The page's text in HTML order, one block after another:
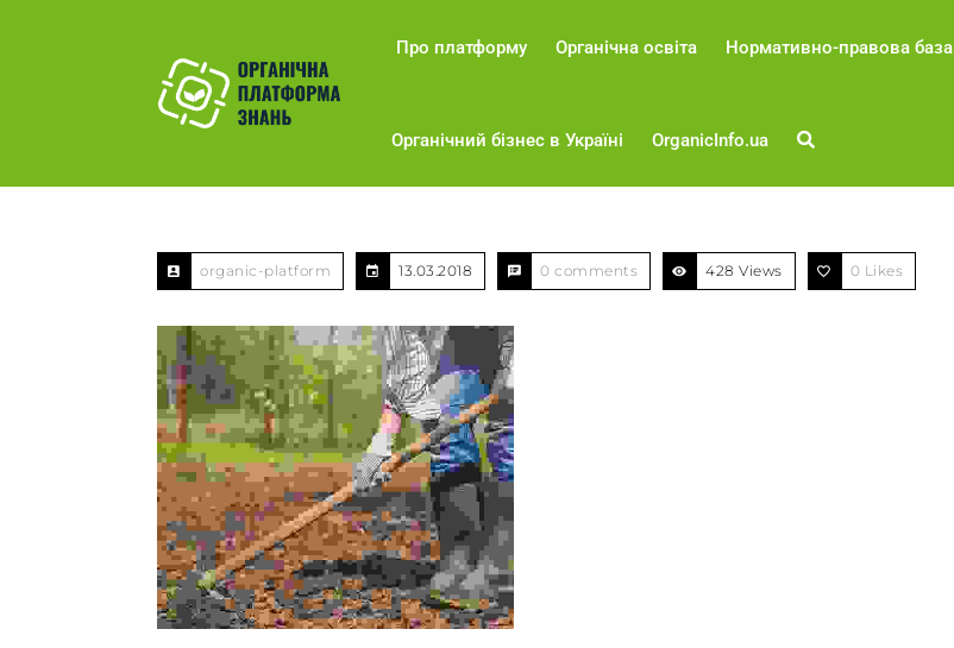
Про платформу Органічна освіта Нормативно-правова база
Органічний бізнес в Україні OrganicInfo.ua
organic-platform 13.03.2018 0 comments 428 Views 0 Likes